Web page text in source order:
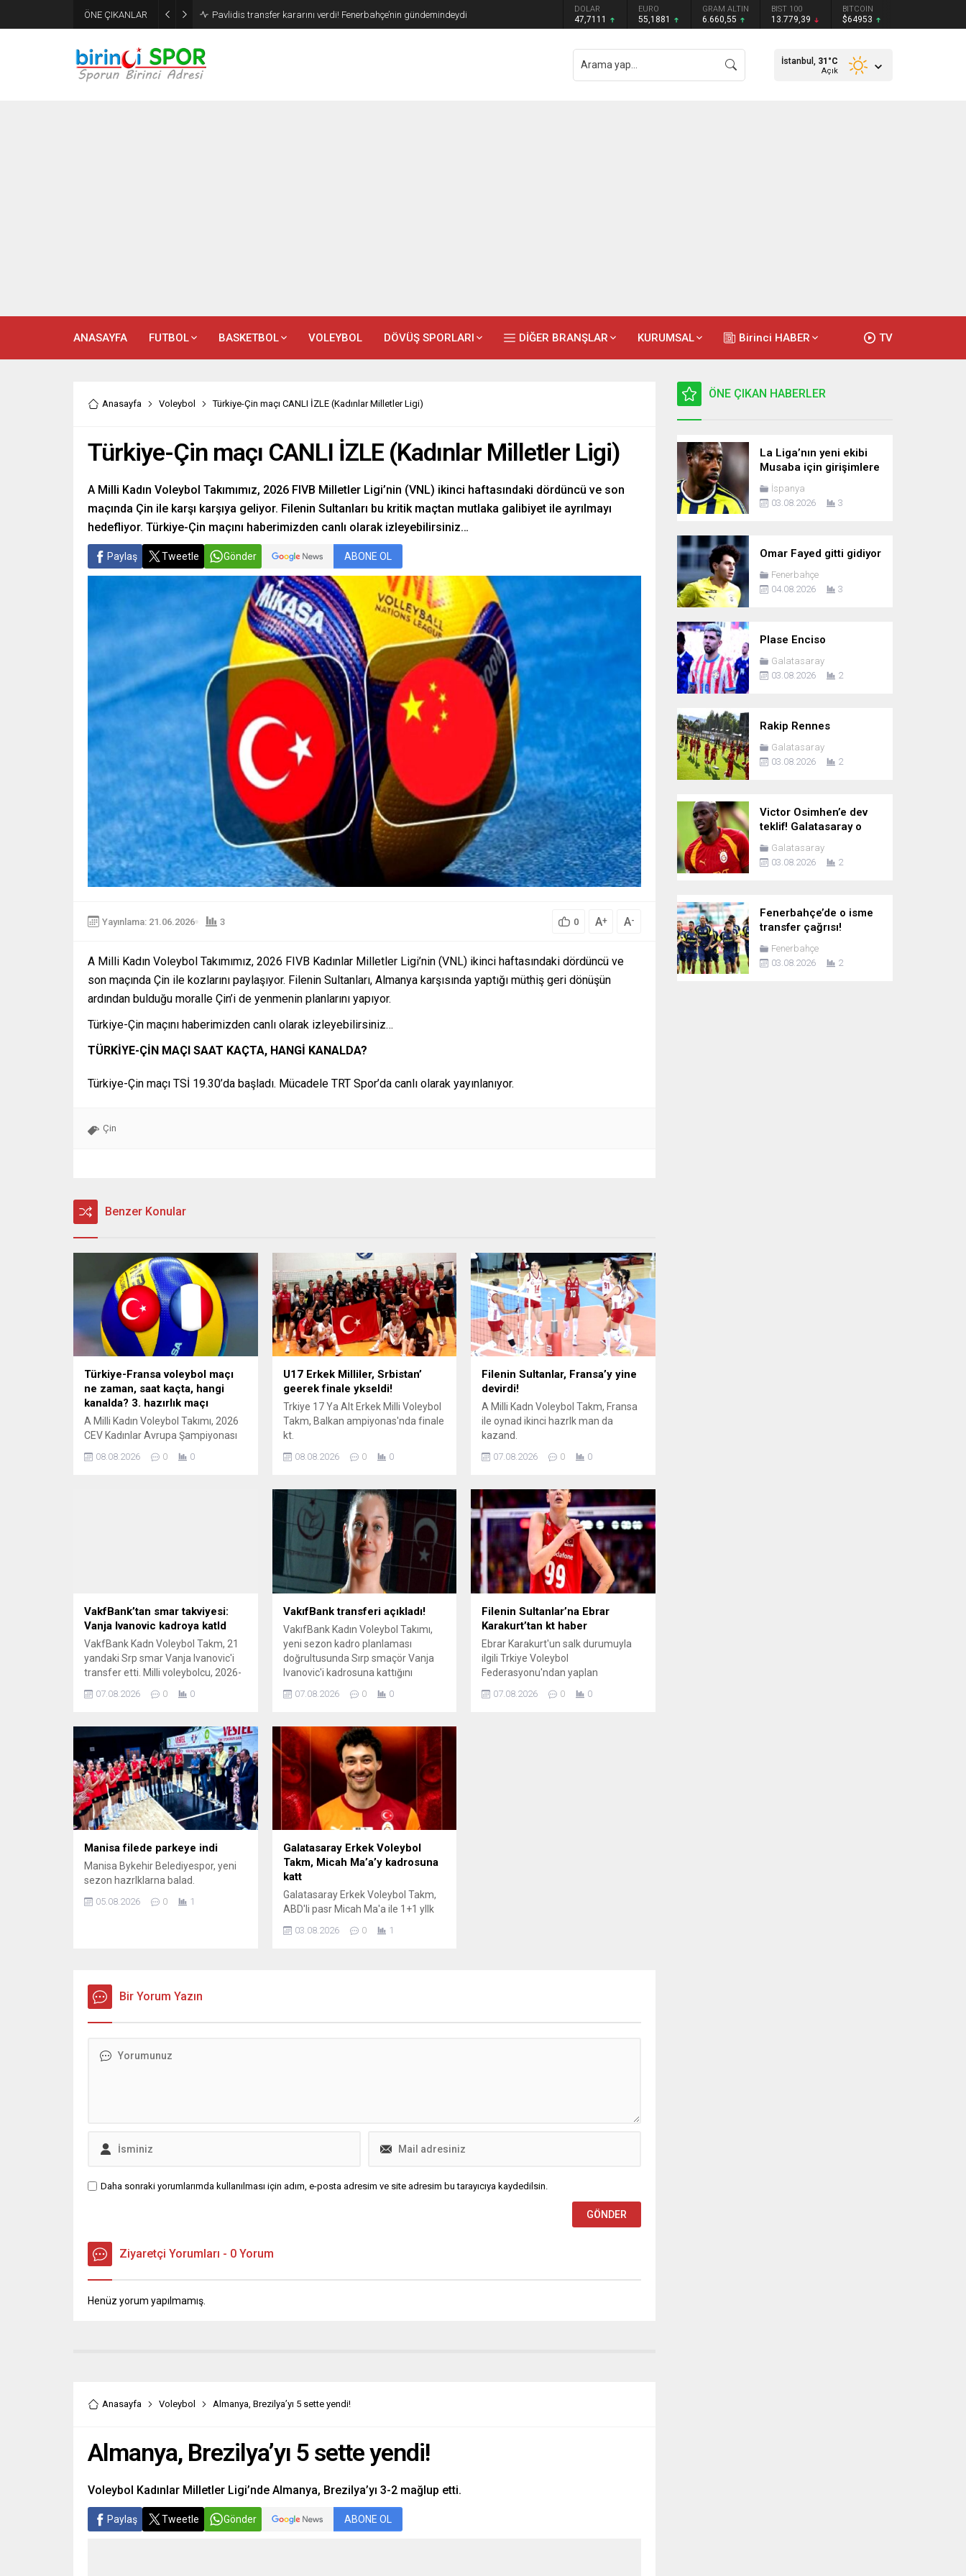
ÖNE ÇIKANLAR Pavlidis transfer kararını verdi! Fenerbahçe’nin gündemindeydi DOLAR
47,7111
EURO
55,1881
GRAM ALTIN
6.660,55
BIST 100
13.779,39
BITCOIN
$64953
İstanbul, 31 °C
Açık
ANASAYFA FUTBOL BASKETBOL VOLEYBOL DÖVÜŞ SPORLARI DİĞER BRANŞLAR KURUMSAL Birinci HABER TV
Anasayfa Voleybol Türkiye-Çin maçı CANLI İZLE (Kadınlar Milletler Ligi)
Türkiye-Çin maçı CANLI İZLE (Kadınlar Milletler Ligi)
A Milli Kadın Voleybol Takımımız, 2026 FIVB Milletler Ligi’nin (VNL) ikinci haftasındaki dördüncü ve son
maçında Çin ile karşı karşıya geliyor. Filenin Sultanları bu kritik maçtan mutlaka galibiyet ile ayrılmayı
hedefliyor. Türkiye-Çin maçını haberimizden canlı olarak izleyebilirsiniz…
Paylaş Tweetle Gönder ABONE OL
Yayınlama: 21.06.2026 3 0 A+ A-
A Milli Kadın Voleybol Takımımız, 2026 FIVB Kadınlar Milletler Ligi’nin (VNL) ikinci haftasındaki dördüncü ve
son maçında Çin ile kozlarını paylaşıyor. Filenin Sultanları, Almanya karşısında yaptığı müthiş geri dönüşün
ardından bulduğu moralle Çin’i de yenmenin planlarını yapıyor.
Türkiye-Çin maçını haberimizden canlı olarak izleyebilirsiniz…
TÜRKİYE-ÇİN MAÇI SAAT KAÇTA, HANGİ KANALDA?
Türkiye-Çin maçı TSİ 19.30’da başladı. Mücadele TRT Spor’da canlı olarak yayınlanıyor.
Çin
Benzer Konular
Türkiye-Fransa voleybol maçı
ne zaman, saat kaçta, hangi
kanalda? 3. hazırlık maçı
A Milli Kadın Voleybol Takımı, 2026
CEV Kadınlar Avrupa Şampiyonası
hazırlıkları kapsamında Fransa ile
karşı karşıya geliyor. Filenin
08.08.2026 0 0
U17 Erkek Milliler, Srbistan’
geerek finale ykseldi!
Trkiye 17 Ya Alt Erkek Milli Voleybol
Takm, Balkan ampiyonas'nda finale
kt.
08.08.2026 0 0
Filenin Sultanlar, Fransa’y yine
devirdi!
A Milli Kadn Voleybol Takm, Fransa
ile oynad ikinci hazrlk man da
kazand.
07.08.2026 0 0
VakfBank’tan smar takviyesi:
Vanja Ivanovic kadroya katld
VakfBank Kadn Voleybol Takm, 21
yandaki Srp smar Vanja Ivanovic'i
transfer etti. Milli voleybolcu, 2026-
giyecek.
07.08.2026 0 0
VakıfBank transferi açıkladı!
VakıfBank Kadın Voleybol Takımı,
yeni sezon kadro planlaması
doğrultusunda Sırp smaçör Vanja
Ivanovic'i kadrosuna kattığını
07.08.2026 0 0
Filenin Sultanlar’na Ebrar
Karakurt’tan kt haber
Ebrar Karakurt'un salk durumuyla
ilgili Trkiye Voleybol
Federasyonu'ndan yaplan
dn srecinin henz tamamlanamad
07.08.2026 0 0
Manisa filede parkeye indi
Manisa Bykehir Belediyespor, yeni
sezon hazrlklarna balad.
05.08.2026 0 1
Galatasaray Erkek Voleybol
Takm, Micah Ma’a’y kadrosuna
katt
Galatasaray Erkek Voleybol Takm,
ABD'li pasr Micah Ma'a ile 1+1 yllk
szleme imzalad.
03.08.2026 0 1
Bir Yorum Yazın
Daha sonraki yorumlarımda kullanılması için adım, e-posta adresim ve site adresim bu tarayıcıya kaydedilsin.
Ziyaretçi Yorumları - 0 Yorum
Henüz yorum yapılmamış.
Anasayfa Voleybol Almanya, Brezilya’yı 5 sette yendi!
Almanya, Brezilya’yı 5 sette yendi!
Voleybol Kadınlar Milletler Ligi’nde Almanya, Brezilya’yı 3-2 mağlup etti.
Paylaş Tweetle Gönder ABONE OL
ÖNE ÇIKAN HABERLER
La Liga’nın yeni ekibi
Musaba için girişimlere
başladı
İspanya
03.08.2026
3
Omar Fayed gitti gidiyor
Fenerbahçe
04.08.2026
3
Plase Enciso
Galatasaray
03.08.2026
2
Rakip Rennes
Galatasaray
03.08.2026
2
Victor Osimhen’e dev
teklif! Galatasaray o
rakamı istiyor
Galatasaray
03.08.2026
2
Fenerbahçe’de o isme
transfer çağrısı!
“Bonservisini al da gel”
Fenerbahçe
03.08.2026
2